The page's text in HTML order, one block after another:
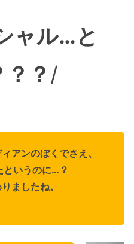
ャル…と
？ /
アンのぼくでさえ、
いうのに…？
ましたね。